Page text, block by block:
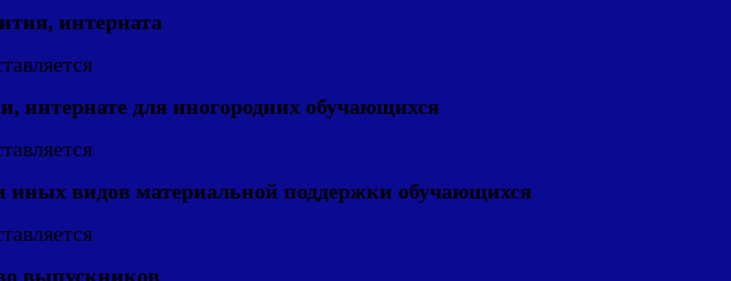
интерната
для иногородних обучающихся
видов материальной поддержки обучающихся
выпускников